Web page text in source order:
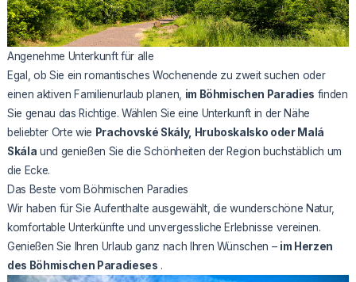
Angenehme Unterkunft für alle
Egal, ob Sie ein romantisches Wochenende zu zweit suchen oder
einen aktiven Familienurlaub planen, im Böhmischen Paradies finden
Sie genau das Richtige. Wählen Sie eine Unterkunft in der Nähe
beliebter Orte wie Prachovské Skály, Hruboskalsko oder Malá
Skála und genießen Sie die Schönheiten der Region buchstäblich um
die Ecke.
Das Beste vom Böhmischen Paradies
Wir haben für Sie Aufenthalte ausgewählt, die wunderschöne Natur,
komfortable Unterkünfte und unvergessliche Erlebnisse vereinen.
Genießen Sie Ihren Urlaub ganz nach Ihren Wünschen – im Herzen
des Böhmischen Paradieses .